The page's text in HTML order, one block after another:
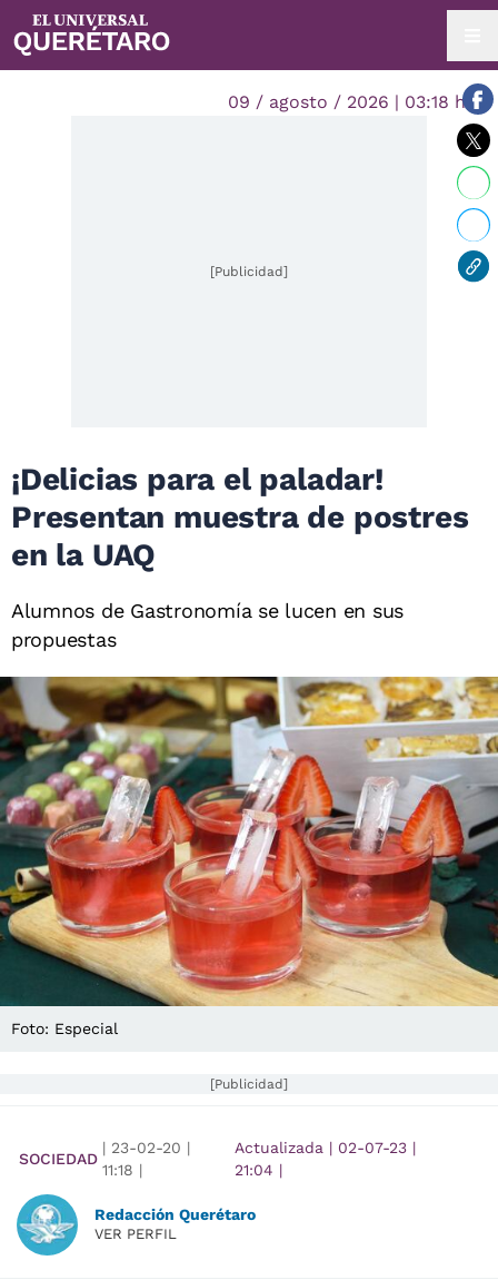
09 / agosto / 2026 | 03:18 hrs.
[Publicidad]
¡Delicias para el paladar!
Presentan muestra de postres
en la UAQ
Alumnos de Gastronomía se lucen en sus
propuestas
Foto: Especial
[Publicidad]
SOCIEDAD
| 23-02-20 |
11:18 |
Actualizada | 02-07-23 |
21:04 |
Redacción Querétaro
VER PERFIL